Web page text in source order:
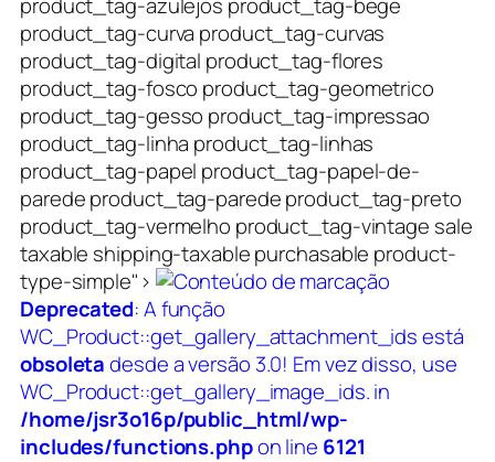
product_tag-curva product_tag-curvas
product_tag-digital product_tag-flores
product_tag-fosco product_tag-geometrico
product_tag-gesso product_tag-impressao
product_tag-linha product_tag-linhas
product_tag-papel product_tag-papel-de-
parede product_tag-parede product_tag-preto
product_tag-vermelho product_tag-vintage sale
taxable shipping-taxable purchasable product-
type-simple">
Deprecated: A função
WC_Product::get_gallery_attachment_ids está
obsoletadesde a versão 3.0! Em vez disso, use
WC_Product::get_gallery_image_ids. in
/home/jsr3o16p/public_html/wp-
includes/functions.phpon line 6121